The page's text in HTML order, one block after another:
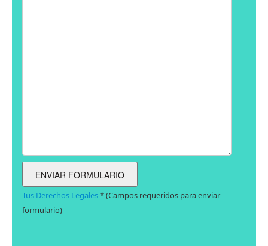
Tus Derechos Legales* (Campos requeridos para enviar
formulario)